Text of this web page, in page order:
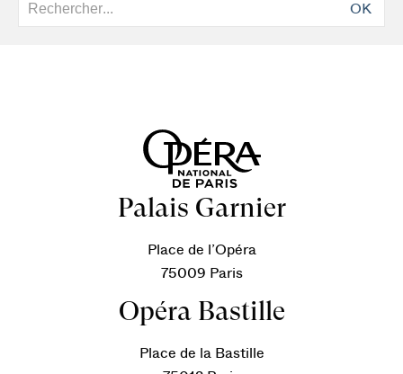
OK
Palais Garnier
Place de l’Opéra
75009 Paris
Opéra Bastille
Place de la Bastille